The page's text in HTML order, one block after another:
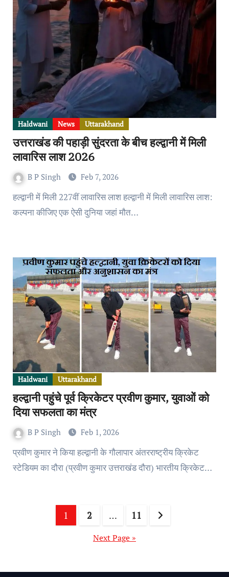
Haldwani News Uttarakhand
उत्तराखंड की पहाड़ी सुंदरता के बीच हल्द्वानी में मिली
लावारिस लाश 2026
B P Singh Feb 7, 2026
हल्द्वानी में मिली 227वीं लावारिस लाश हल्द्वानी में मिली लावारिस लाश:
कल्पना कीजिए एक ऐसी दुनिया जहां मौत…
Haldwani Uttarakhand
हल्द्वानी पहुंचे पूर्व क्रिकेटर प्रवीण कुमार, युवाओं को
दिया सफलता का मंत्र
B P Singh Feb 1, 2026
प्रवीण कुमार ने किया हल्द्वानी के गौलापार अंतरराष्ट्रीय क्रिकेट
स्टेडियम का दौरा (प्रवीण कुमार उत्तराखंड दौरा) भारतीय क्रिकेट…
pagination
1 2 … 11
Next Page »